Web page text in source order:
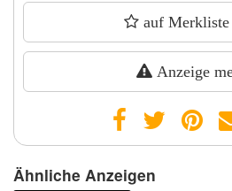
auf Merkliste
Anzeige
Ähnliche Anzeigen